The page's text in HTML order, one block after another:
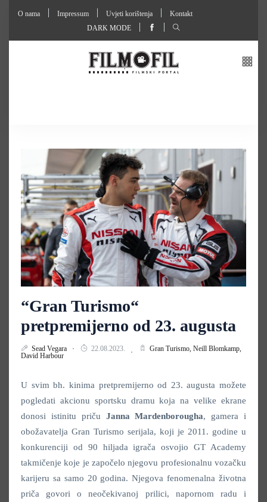
O nama Impressum Uvjeti korištenja
Kontakt
DARK MODE
“Gran Turismo“
pretpremijerno od 23. augusta
Sead Vegara 22.08.2023. Gran Turismo, Neill Blomkamp,
David Harbour
U svim bh. kinima pretpremijerno od 23. augusta možete
pogledati akcionu sportsku dramu koja na velike ekrane
donosi istinitu priču Janna Mardenborougha, gamera i
obožavatelja Gran Turismo serijala, koji je 2011. godine u
konkurenciji od 90 hiljada igrača osvojio GT Academy
takmičenje koje je započelo njegovu profesionalnu vozačku
karijeru sa samo 20 godina. Njegova fenomenalna životna
priča govori o neočekivanoj prilici, napornom radu i